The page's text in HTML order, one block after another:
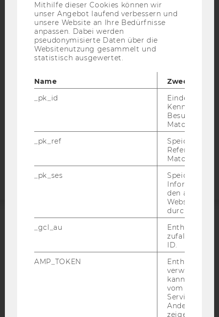
IMPRESSUM
BARRIEREFREIHEITSERKLÄRUNG WEBSEITE
DATENSCHUTZERKLÄRUNG SOCIAL MEDIA
DATENSCHUTZERKLÄRUNG
STUDIENBEWERBER*INNEN UND STUDIERENDE
Barrierefreiheitserklärung
ACCREDITED BY:
Mithilfe dieser Cookies können wir
unser Angebot laufend verbessern und
unsere Website an Ihre Bedürfnisse
anpassen. Dabei werden
pseudonymisierte Daten über die
Websitenutzung gesammelt und
statistisch ausgewertet.
Name
Zweck
_pk_id
Eindeutige
Besuchers
Matomo.
_pk_ref
Speicherung
Referrers
Matomo.
_pk_ses
Speicherung
den aktuellen
durch
_gcl_au
Enthält eine
ID.
AMP_TOKEN
Enthält ein
verwendet
kann, um
vom AMP-
Service
Andere
zeigen Opt-